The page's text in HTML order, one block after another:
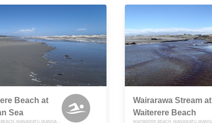
Beach at
Sea
WAITARERE BEACH, MANAWATU-WANGANUI
Wairarawa Stream at
Waiterere Beach